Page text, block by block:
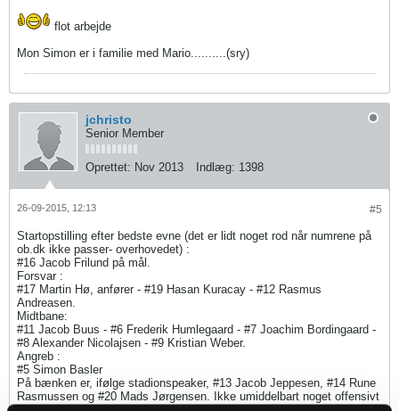
flot arbejde
Mon Simon er i familie med Mario..........(sry)
jchristo
Senior Member
Oprettet: Nov 2013 Indlæg: 1398
#5
26-09-2015, 12:13
Startopstilling efter bedste evne (det er lidt noget rod når numrene på
ob.dk ikke passer- overhovedet) :
#16 Jacob Frilund på mål.
Forsvar :
#17 Martin Hø, anfører - #19 Hasan Kuracay - #12 Rasmus
Andreasen.
Midtbane:
#11 Jacob Buus - #6 Frederik Humlegaard - #7 Joachim Bordingaard -
#8 Alexander Nicolajsen - #9 Kristian Weber.
Angreb :
#5 Simon Basler
På bænken er, ifølge stadionspeaker, #13 Jacob Jeppesen, #14 Rune
Rasmussen og #20 Mads Jørgensen. Ikke umiddelbart noget offensivt